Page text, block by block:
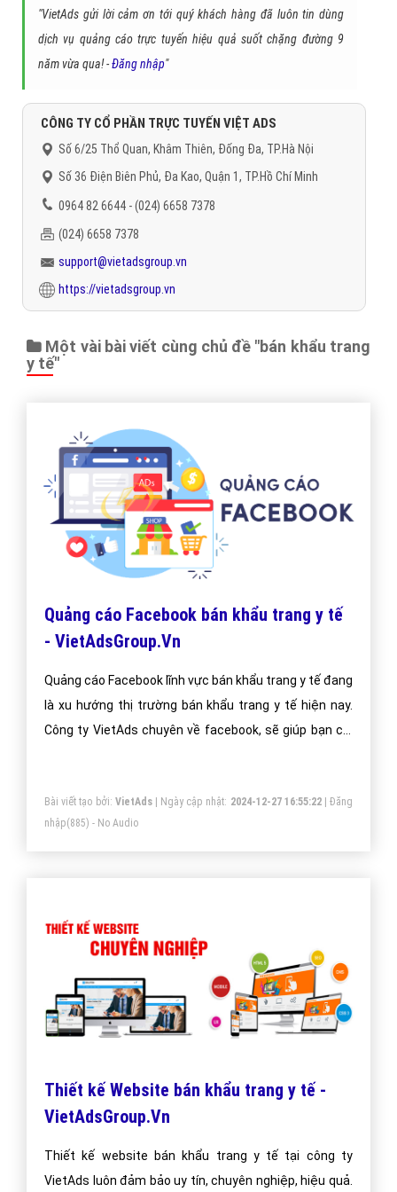
trang y tế quảng cáo bán khẩu trang y tế trên google quảng cáo website
bán khẩu trang y tế quảng cáo website bán khẩu trang y tế trên google
Gọi CSKH
Đặt câu hỏi
Báo giá dịch vụ
Đặt lịch hẹn
"VietAds gửi lời cảm ơn tới quý khách hàng đã luôn tin dùng
dịch vụ quảng cáo trực tuyến hiệu quả suốt chặng đường 9
năm vừa qua! -Đăng nhập "
CÔNG TY CỔ PHẦN TRỰC TUYẾN VIỆT ADS
Số 6/25 Thổ Quan, Khâm Thiên, Đống Đa, TP.Hà Nội
0964 82 6644 - (024) 6658 7378
(024) 6658 7378
support@vietadsgroup.vn
Một vài bài viết cùng chủ đề "bán khẩu trang
Quảng cáo Facebook bán khẩu trang y tế
- VietAdsGroup.Vn
Quảng cáo Facebook lĩnh vực bán khẩu trang y tế đang
là xu hướng thị trường bán khẩu trang y tế hiện nay.